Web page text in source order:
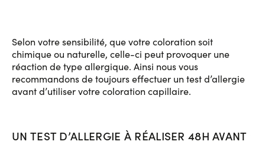
Selon votre sensibilité, que votre coloration soit
chimique ou naturelle, celle-ci peut provoquer une
réaction de type allergique. Ainsi nous vous
recommandons de toujours effectuer un test d’allergie
avant d’utiliser votre coloration capillaire.
UN TEST D’ALLERGIE À RÉALISER 48H AVANT